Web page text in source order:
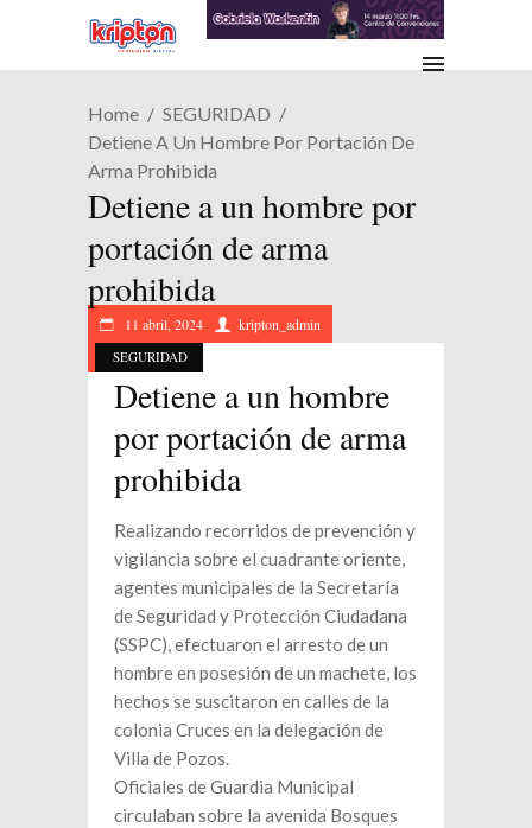
Home
SEGURIDAD
Detiene A Un Hombre Por Portación De
Arma Prohibida
Detiene a un hombre por
portación de arma
prohibida
SEGURIDAD
11 abril, 2024 kripton_admin
Detiene a un hombre
por portación de arma
prohibida
Realizando recorridos de prevención y
vigilancia sobre el cuadrante oriente,
agentes municipales de la Secretaría
de Seguridad y Protección Ciudadana
(SSPC), efectuaron el arresto de un
hombre en posesión de un machete, los
hechos se suscitaron en calles de la
colonia Cruces en la delegación de
Villa de Pozos.
Oficiales de Guardia Municipal
circulaban sobre la avenida Bosques